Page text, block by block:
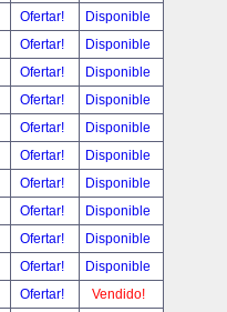
Ofertar!
Disponible
Ofertar!
Disponible
Ofertar!
Disponible
Ofertar!
Disponible
Ofertar!
Disponible
Ofertar!
Disponible
Ofertar!
Disponible
Ofertar!
Disponible
Ofertar!
Disponible
Ofertar!
Disponible
Ofertar!
Vendido!